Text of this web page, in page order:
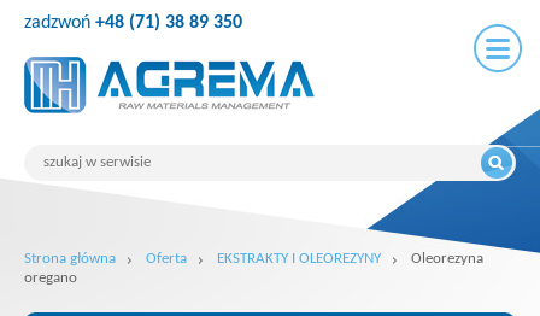
zadzwoń +48 (71) 38 89 350
Strona główna Oferta EKSTRAKTY I OLEOREZYNY
Oleorezyna
oregano